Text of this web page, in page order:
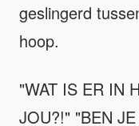
geslingerd
hoop.
"WAT IS ER IN
JOU?!" "BEN